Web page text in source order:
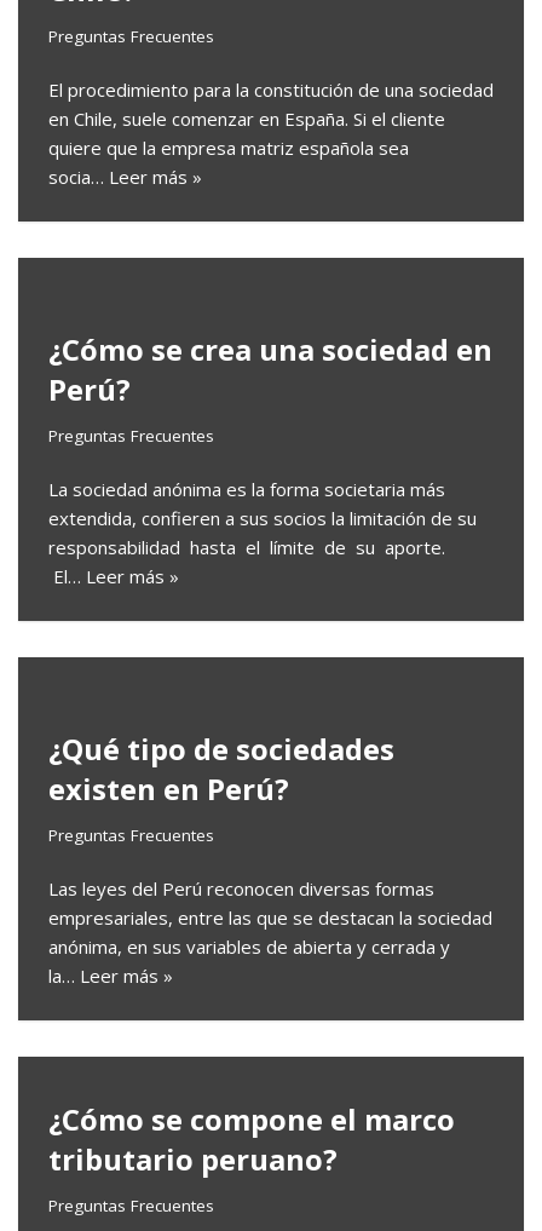
Preguntas Frecuentes
El procedimiento para la constitución de una sociedad
en Chile, suele comenzar en España. Si el cliente
quiere que la empresa matriz española sea
socia… Leer más »
¿Cómo se crea una sociedad en
Perú?
Preguntas Frecuentes
La sociedad anónima es la forma societaria más
extendida, confieren a sus socios la limitación de su
responsabilidad hasta el límite de su aporte.
El… Leer más »
¿Qué tipo de sociedades
existen en Perú?
Preguntas Frecuentes
Las leyes del Perú reconocen diversas formas
empresariales, entre las que se destacan la sociedad
anónima, en sus variables de abierta y cerrada y
la… Leer más »
¿Cómo se compone el marco
tributario peruano?
Preguntas Frecuentes